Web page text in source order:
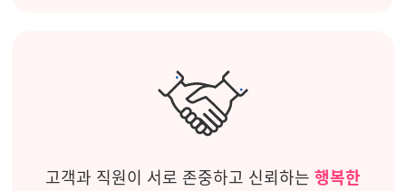
고객과 직원이 서로 존중하고 신뢰하는 행복한